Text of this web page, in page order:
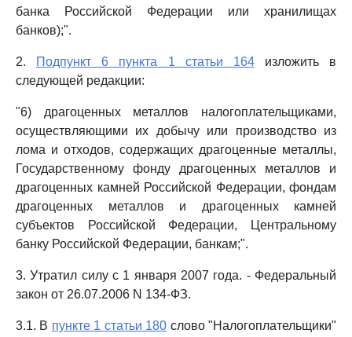
банка Российской Федерации или хранилищах
банков);".
2. Подпункт 6 пункта 1 статьи 164изложить в
следующей редакции:
"6) драгоценных металлов налогоплательщиками,
осуществляющими их добычу или производство из
лома и отходов, содержащих драгоценные металлы,
Государственному фонду драгоценных металлов и
драгоценных камней Российской Федерации, фондам
драгоценных металлов и драгоценных камней
субъектов Российской Федерации, Центральному
банку Российской Федерации, банкам;".
3. Утратил силу с 1 января 2007 года. - Федеральный
закон от 26.07.2006 N 134-ФЗ.
3.1. В пункте 1 статьи 180 слово "Налогоплательщики"